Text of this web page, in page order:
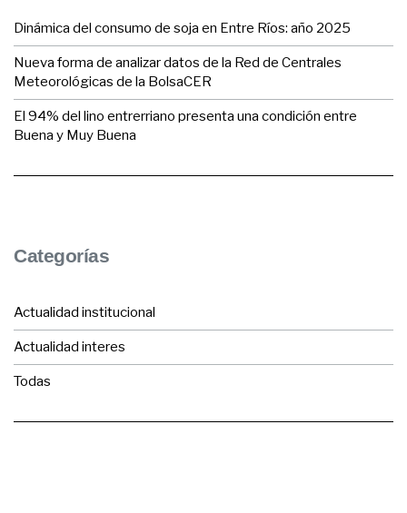
Dinámica del consumo de soja en Entre Ríos: año 2025
Nueva forma de analizar datos de la Red de Centrales
Meteorológicas de la BolsaCER
El 94% del lino entrerriano presenta una condición entre
Buena y Muy Buena
Categorías
Actualidad institucional
Actualidad interes
Todas